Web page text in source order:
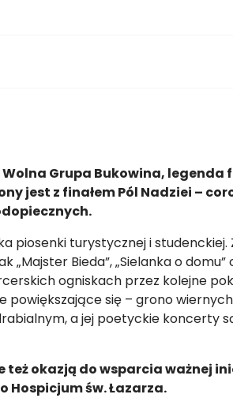
Wolna Grupa Bukowina,
jest z finałem Pól Nadziei –
piosenki turystycznej i
„Majster Bieda”, „Sielanka o
ogniskach przez kolejne
powiększające się – grono
a jej poetyckie koncerty
też okazją do wsparcia ważnej
Hospicjum św. Łazarza.